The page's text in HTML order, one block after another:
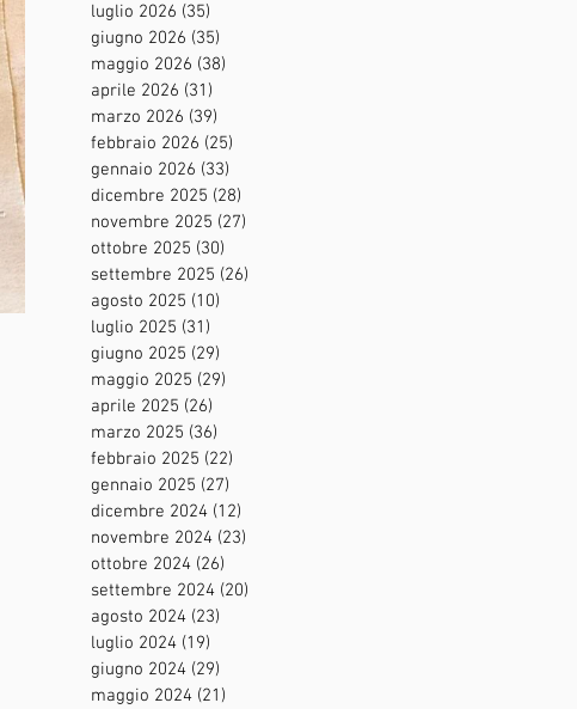
luglio 2026 (35)
giugno 2026 (35)
maggio 2026 (38)
aprile 2026 (31)
marzo 2026 (39)
febbraio 2026 (25)
gennaio 2026 (33)
dicembre 2025 (28)
novembre 2025 (27)
ottobre 2025 (30)
settembre 2025 (26)
agosto 2025 (10)
luglio 2025 (31)
giugno 2025 (29)
maggio 2025 (29)
aprile 2025 (26)
marzo 2025 (36)
febbraio 2025 (22)
gennaio 2025 (27)
dicembre 2024 (12)
novembre 2024 (23)
ottobre 2024 (26)
settembre 2024 (20)
agosto 2024 (23)
luglio 2024 (19)
giugno 2024 (29)
maggio 2024 (21)